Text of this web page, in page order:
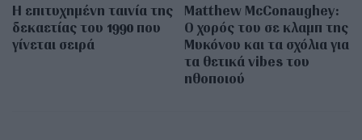
Η επιτυχημένη ταινία της
δεκαετίας του 1990 που
γίνεται σειρά
Matthew McConaughey:
Ο χορός του σε κλαμπ της
Μυκόνου και τα σχόλια για
τα θετικά vibes του
ηθοποιού